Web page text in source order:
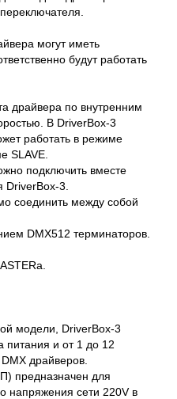
могут иметь
будут работать
драйвера по внутренним
В DriverBox-3
работать в режиме
SLAVE.
подключить вместе
DriverBox-3.
соединить между собой
DMX512 терминаторов.
модели, DriverBox-3
питания и от 1 до 12
драйверов.
предназначен для
напряжения сети 220V в